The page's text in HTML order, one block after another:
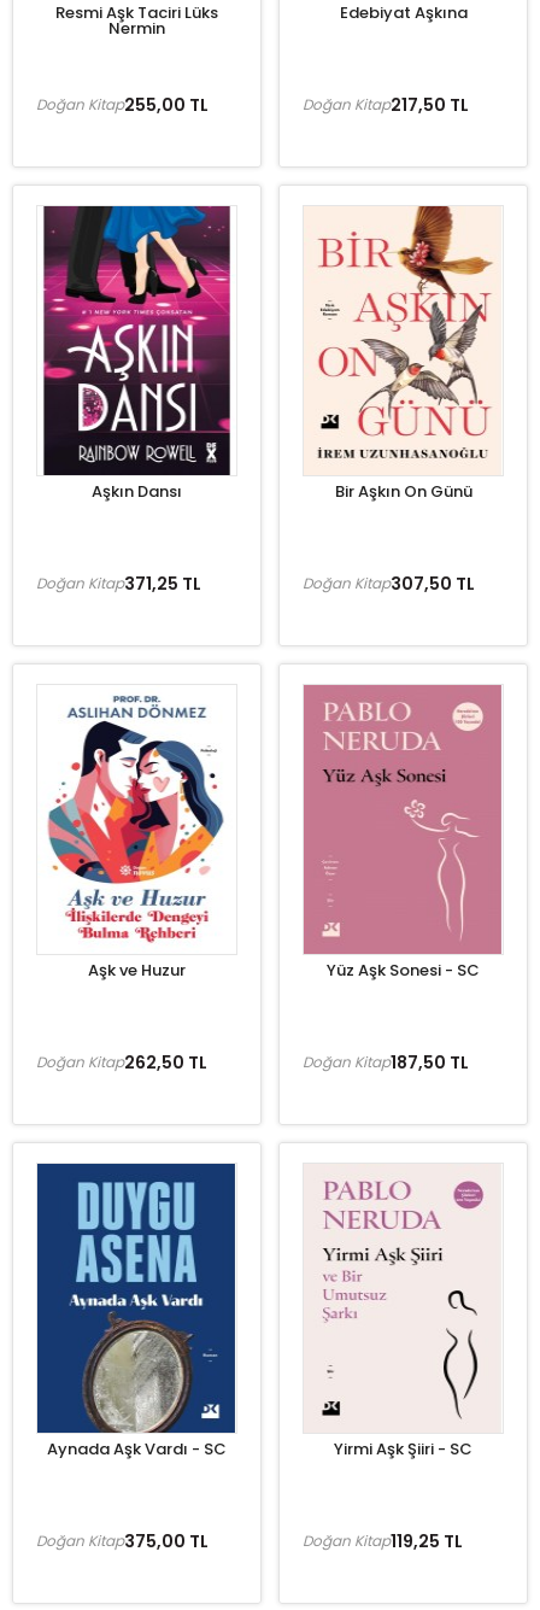
Resmi Aşk Taciri Lüks
Nermin
255,00 TL
Doğan Kitap
Edebiyat Aşkına
217,50 TL
Doğan Kitap
Aşkın Dansı
371,25 TL
Doğan Kitap
Bir Aşkın On Günü
307,50 TL
Doğan Kitap
Aşk ve Huzur
262,50 TL
Doğan Kitap
Yüz Aşk Sonesi - SC
187,50 TL
Doğan Kitap
Aynada Aşk Vardı - SC
375,00 TL
Doğan Kitap
Yirmi Aşk Şiiri - SC
119,25 TL
Doğan Kitap